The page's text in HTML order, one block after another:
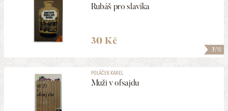
7/10
Rubáš pro slavíka
30 Kč
POLÁČEK KAREL
Muži v ofsajdu